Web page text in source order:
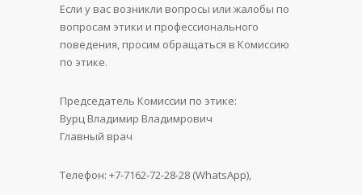
Если у вас возникли вопросы или жалобы по
вопросам этики и профессионального
поведения, просим обращаться в Комиссию
по этике.
Председатель Комиссии по этике:
Вурц Владимир Владимрович
Главный врач
Телефон: +7-7162-72-28-28 (WhatsApp),